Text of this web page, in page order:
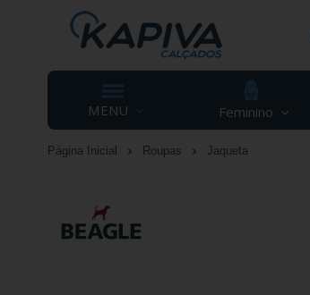
MENU Feminino
Página Inicial Roupas Jaqueta